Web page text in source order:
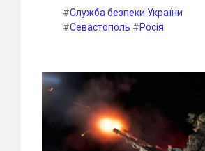
#Служба безпеки України
#Севастополь #Росія